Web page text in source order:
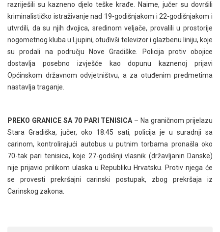
razriješili su kazneno djelo teške krađe. Naime, jučer su dovršili
kriminalističko istraživanje nad 19-godišnjakom i 22-godišnjakom i
utvrdili, da su njih dvojica, sredinom veljače, provalili u prostorije
nogometnog kluba u Ljupini, otuđivši televizor i glazbenu liniju, koje
su prodali na području Nove Gradiške. Policija protiv obojice
dostavlja posebno izvješće kao dopunu kaznenoj prijavi
Općinskom državnom odvjetništvu, a za otuđenim predmetima
nastavlja traganje.
PREKO GRANICE SA 70 PARI TENISICA – Na graničnom prijelazu
Stara Gradiška, jučer, oko 18.45 sati, policija je u suradnji sa
carinom, kontrolirajući autobus u putnim torbama pronašla oko
70-tak pari tenisica, koje 27-godišnji vlasnik (državljanin Danske)
nije prijavio prilikom ulaska u Republiku Hrvatsku. Protiv njega će
se provesti prekršajni carinski postupak, zbog prekršaja iz
Carinskog zakona.